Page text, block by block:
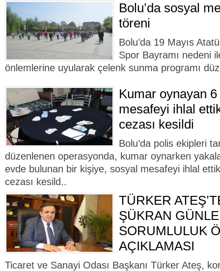
Bolu’da sosyal
töreni
Bolu’da 19 Mayıs
Spor Bayramı nedeni
önlemlerine uyularak çelenk sunma programı
Kumar oynayan
mesafeyi ihlal
cezası kesildi
Bolu’da polis ekipleri
düzenlenen operasyonda, kumar oynarken
evde bulunan bir kişiye, sosyal mesafeyi ihlal
cezası kesild..
TÜRKER
ŞÜKRAN
SORUMLULUK
AÇIKLAMASI
Ticaret ve Sanayi Odası Başkanı Türker Ateş,